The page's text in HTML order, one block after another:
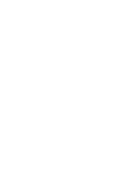
להזיל
בסיום
העניקה
להתמודדות
לימודי חינוך
הארץ,
לניהול
שכר,
גם